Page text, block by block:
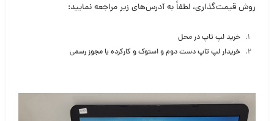
روش قیمت‌گذاری، لطفاً به آدرس‌های زیر مراجعه نمایید:
خرید لپ تاپ در محل
خریدار لپ تاپ دست دوم و استوک و کارکرده با مجوز رسمی